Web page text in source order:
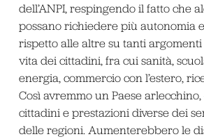
dell’ANPI, respingendo il fatto che
possano richiedere più autonomia
rispetto alle altre su tanti
vita dei cittadini, fra cui sanità,
energia, commercio con l’estero,
Così avremmo un Paese
cittadini e prestazioni diverse dei
delle regioni. Aumenterebbero le